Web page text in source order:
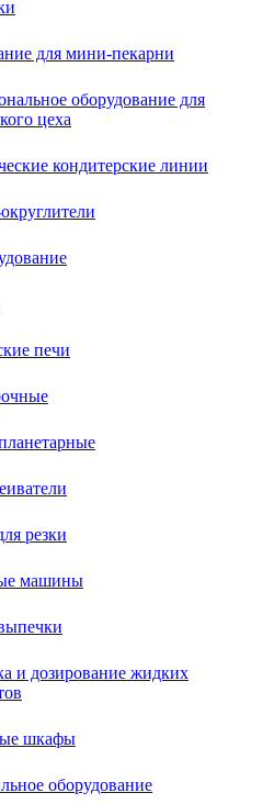
для мини-пекарни
оборудование для
цеха
кондитерские линии
печи
резки
машины
и дозирование жидких
шкафы
оборудование